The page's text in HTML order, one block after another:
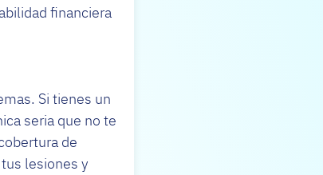
financiera
Si tienes un
seria que no te
de
lesiones y